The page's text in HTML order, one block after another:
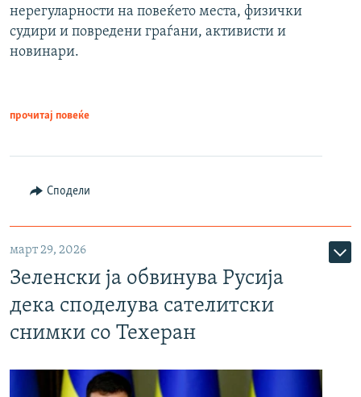
нерегуларности на повеќето места, физички
судири и повредени граѓани, активисти и
новинари.
прочитај повеќе
Сподели
март 29, 2026
Зеленски ја обвинува Русија
дека споделува сателитски
снимки со Техеран